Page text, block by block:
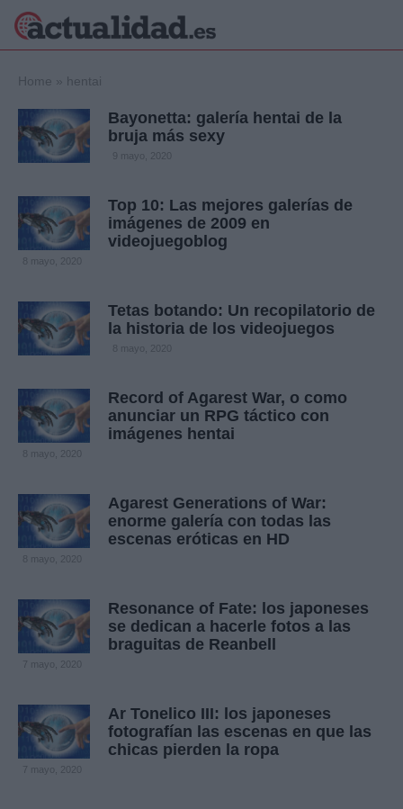
Política
Crónica
Economía
Viajes
Deportes
Gente
Home » hentai
Bayonetta: galería hentai de la
bruja más sexy
9 mayo, 2020
Top 10: Las mejores galerías de
imágenes de 2009 en
videojuegoblog
8 mayo, 2020
Tetas botando: Un recopilatorio de
la historia de los videojuegos
8 mayo, 2020
Record of Agarest War, o como
anunciar un RPG táctico con
imágenes hentai
8 mayo, 2020
Agarest Generations of War:
enorme galería con todas las
escenas eróticas en HD
8 mayo, 2020
Resonance of Fate: los japoneses
se dedican a hacerle fotos a las
braguitas de Reanbell
7 mayo, 2020
Ar Tonelico III: los japoneses
fotografían las escenas en que las
chicas pierden la ropa
7 mayo, 2020